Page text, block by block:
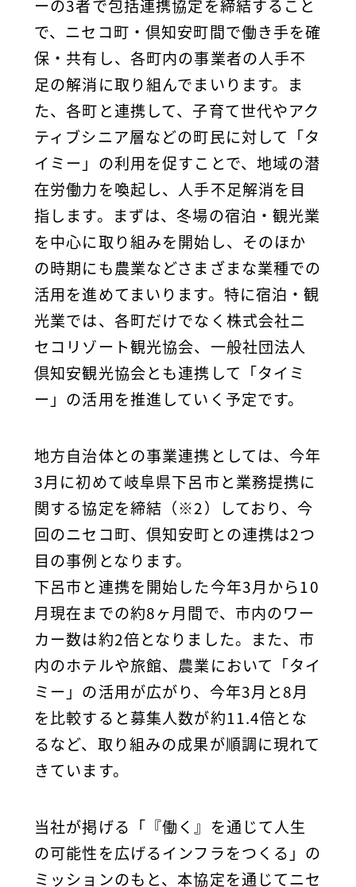
ーの3者で包括連携協定を締結すること
で、ニセコ町・倶知安町間で働き手を確
保・共有し、各町内の事業者の人手不
足の解消に取り組んでまいります。ま
た、各町と連携して、子育て世代やアク
ティブシニア層などの町民に対して「タ
イミー」の利用を促すことで、地域の潜
在労働力を喚起し、人手不足解消を目
指します。まずは、冬場の宿泊・観光業
を中心に取り組みを開始し、そのほか
の時期にも農業などさまざまな業種での
活用を進めてまいります。特に宿泊・観
光業では、各町だけでなく株式会社ニ
セコリゾート観光協会、一般社団法人
倶知安観光協会とも連携して「タイミ
ー」の活用を推進していく予定です。
地方自治体との事業連携としては、今年
3月に初めて岐阜県下呂市と業務提携に
関する協定を締結（※2）しており、今
回のニセコ町、倶知安町との連携は2つ
目の事例となります。
下呂市と連携を開始した今年3月から10
月現在までの約8ヶ月間で、市内のワー
カー数は約2倍となりました。また、市
内のホテルや旅館、農業において「タイ
ミー」の活用が広がり、今年3月と8月
を比較すると募集人数が約11.4倍とな
るなど、取り組みの成果が順調に現れて
きています。
当社が掲げる「『働く』を通じて人生
の可能性を広げるインフラをつくる」の
ミッションのもと、本協定を通じてニセ